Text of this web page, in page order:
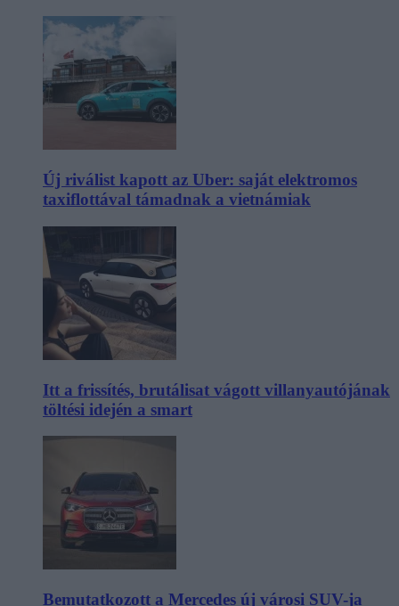
Új riválist kapott az Uber: saját elektromos
taxiflottával támadnak a vietnámiak
Itt a frissítés, brutálisat vágott villanyautójának
töltési idején a smart
Bemutatkozott a Mercedes új városi SUV-ja